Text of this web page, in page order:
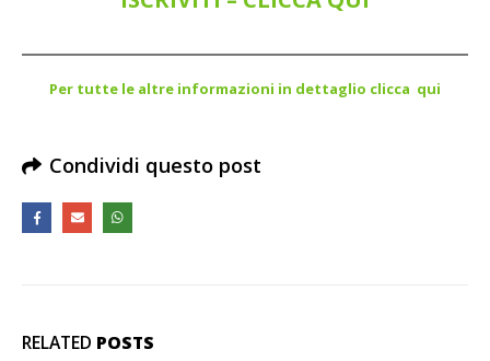
Per tutte le altre informazioni in dettaglio clicca qui
Condividi questo post
RELATED POSTS